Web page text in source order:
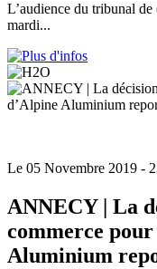
L’audience du tribunal de
mardi...
Le 05 Novembre 2019 -
ANNECY | La
commerce
Aluminium